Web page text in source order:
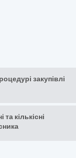
закупівлі
та кількісні